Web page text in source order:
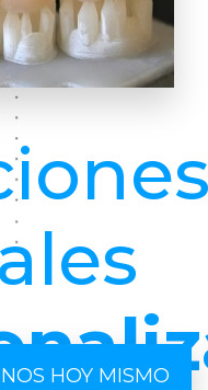
HOY MISMO